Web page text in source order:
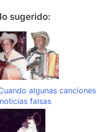
sugerido:
algunas
falsas